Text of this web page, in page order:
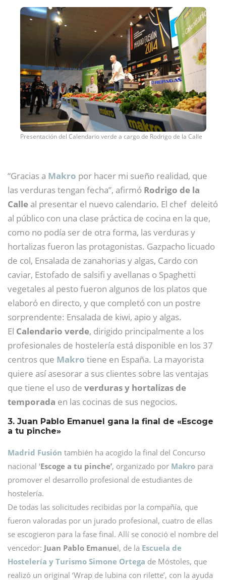
Presentación del Calendario verde a cargo de Rodrigo de la Calle
“Gracias a Makro por hacer mi sueño realidad, que
las verduras tengan fecha”, afirmó Rodrigo de la
Calle al presentar el nuevo calendario. El chef deleitó
al público con una clase práctica de cocina en la que,
como no podía ser de otra forma, las verduras y
hortalizas fueron las protagonistas. Gazpacho licuado
de col, Ensalada de zanahorias y algas, Cardo con
caviar, Estofado de salsifi y avellanas o Spaghetti
vegetales al pesto fueron algunos de los platos que
elaboró en directo, y que completó con un postre
sorprendente: Ensalada de kiwi, apio y algas.
El Calendario verde, dirigido principalmente a los
profesionales de hostelería está disponible en los 37
centros que Makro tiene en España. La mayorista
quiere así asesorar a sus clientes sobre las ventajas
que tiene el uso de verduras y hortalizas de
temporada en las cocinas de sus negocios.
3. Juan Pablo Emanuel gana la final de «Escoge
a tu pinche»
Madrid Fusión también ha acogido la final del Concurso
nacional ‘Escoge a tu pinche’, organizado por Makro para
promover el desarrollo profesional de estudiantes de
hostelería.
De todas las solicitudes recibidas por la compañía, que
fueron valoradas por un jurado profesional, cuatro de ellas
se escogieron para la fase final. Allí se conoció el nombre del
vencedor: Juan Pablo Emanuel, de la Escuela de
Hostelería y Turismo Simone Ortega de Móstoles, que
realizó un original ‘Wrap de lubina con rilette’, con la ayuda